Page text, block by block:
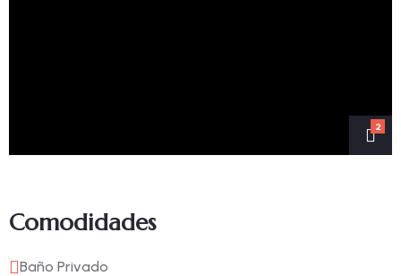
2
Comodidades
Baño Privado